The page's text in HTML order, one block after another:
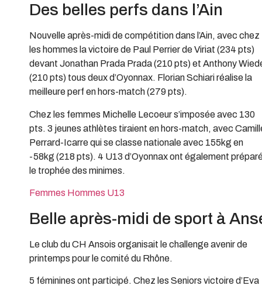
Des belles perfs dans l’Ain
Nouvelle après-midi de compétition dans l’Ain, avec chez
les hommes la victoire de Paul Perrier de Viriat (234 pts)
devant Jonathan Prada Prada (210 pts) et Anthony
(210 pts) tous deux d’Oyonnax. Florian Schiari réalise la
meilleure perf en hors-match (279 pts).
Chez les femmes Michelle Lecoeur s’imposée avec 130
pts. 3 jeunes athlètes tiraient en hors-match, avec
Perrard-Icarre qui se classe nationale avec 155kg en
-58kg (218 pts). 4 U13 d’Oyonnax ont également
le trophée des minimes.
Femmes Hommes U13
Belle après-midi de sport à
Le club du CH Ansois organisait le challenge avenir de
printemps pour le comité du Rhône.
5 féminines ont participé. Chez les Seniors victoire d’Eva